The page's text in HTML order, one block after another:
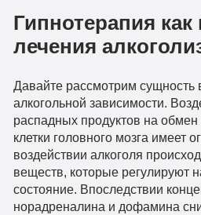
Гипнотерапия как
лечения
Давайте рассмотрим сущность
алкогольной зависимости.
распадных продуктов на
клетки головного мозга имеет
воздействии алкоголя
веществ, которые регулируют
состояние. Впоследствии
норадреналина и дофамина